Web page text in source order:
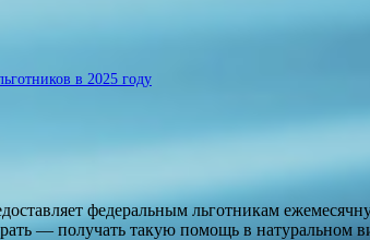
в 2025 году
федеральным льготникам
— получать такую помощь в натуральном